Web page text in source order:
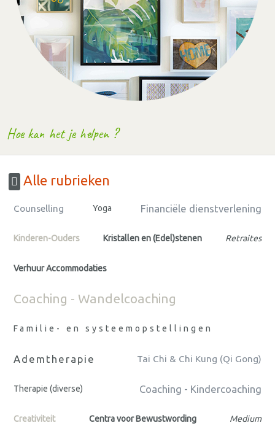
Hoe kan het je helpen ?
Alle rubrieken
Counselling Yoga Financiële dienstverlening
Kinderen-Ouders Kristallen en (Edel)stenen Retraites
Verhuur Accommodaties
Coaching - Wandelcoaching
Familie- en systeemopstellingen
Ademtherapie Tai Chi & Chi Kung (Qi Gong)
Therapie (diverse) Coaching - Kindercoaching
Creativiteit Centra voor Bewustwording Medium